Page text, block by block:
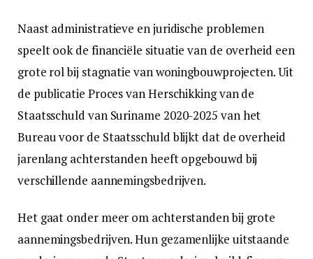
Naast administratieve en juridische problemen
speelt ook de financiële situatie van de overheid een
grote rol bij stagnatie van woningbouwprojecten. Uit
de publicatie Proces van Herschikking van de
Staatsschuld van Suriname 2020-2025 van het
Bureau voor de Staatsschuld blijkt dat de overheid
jarenlang achterstanden heeft opgebouwd bij
verschillende aannemingsbedrijven.
Het gaat onder meer om achterstanden bij grote
aannemingsbedrijven. Hun gezamenlijke uitstaande